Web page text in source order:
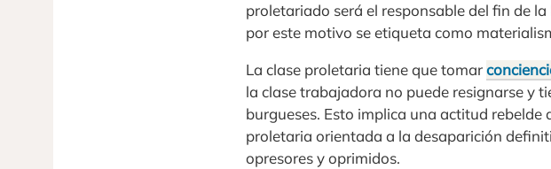
proletariado será el responsable del fin de
por este motivo se etiqueta como
La clase proletaria tiene que tomar
la clase trabajadora no puede resignarse y
burgueses. Esto implica una actitud
proletaria orientada a la desaparición
opresores y oprimidos.